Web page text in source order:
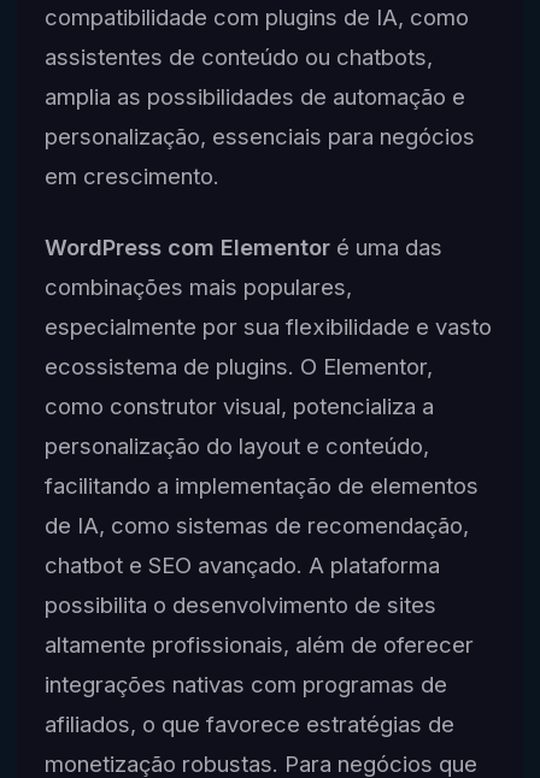
compatibilidade com plugins de IA, como
assistentes de conteúdo ou chatbots,
amplia as possibilidades de automação e
personalização, essenciais para negócios
em crescimento.
WordPress com Elementoré uma das
combinações mais populares,
especialmente por sua flexibilidade e vasto
ecossistema de plugins. O Elementor,
como construtor visual, potencializa a
personalização do layout e conteúdo,
facilitando a implementação de elementos
de IA, como sistemas de recomendação,
chatbot e SEO avançado. A plataforma
possibilita o desenvolvimento de sites
altamente profissionais, além de oferecer
integrações nativas com programas de
afiliados, o que favorece estratégias de
monetização robustas. Para negócios que